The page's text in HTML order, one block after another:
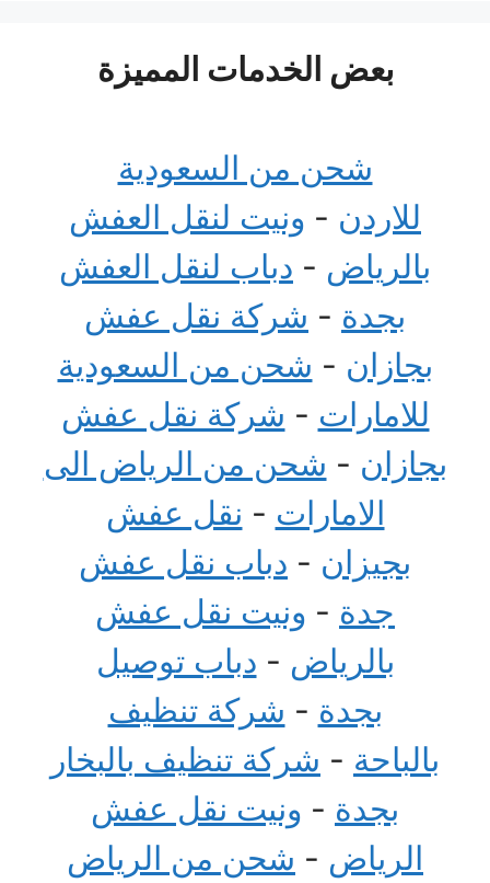
بعض الخدمات المميزة
شحن من السعودية
للاردن - ونيت لنقل العفش
بالرياض - دباب لنقل العفش
بجدة - شركة نقل عفش
بجازان - شحن من السعودية
للامارات - شركة نقل عفش
بجازان - شحن من الرياض الى
الامارات - نقل عفش
بجيزان - دباب نقل عفش
جدة - ونيت نقل عفش
بالرياض - دباب توصيل
بجدة - شركة تنظيف
بالباحة - شركة تنظيف بالبخار
بجدة - ونيت نقل عفش
الرياض - شحن من الرياض